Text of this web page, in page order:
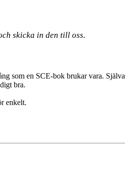
skicka in den till oss.
som en SCE-bok brukar vara.
bra.
enkelt.